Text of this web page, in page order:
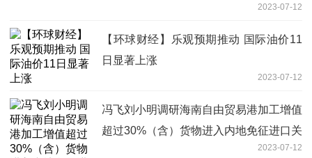
2023-07-12
【环球财经】乐观预期推动 国际油价11
日显著上涨
2023-07-12
​冯飞刘小明调研海南自由贸易港加工增值
超过30%（含）货物进入内地免征进口关
税政策落地工作时指出 充分释放政策红
2023-07-12